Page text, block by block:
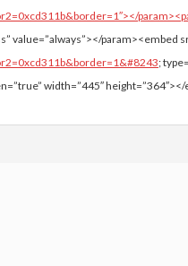
value=”always”></param><embed
;
width=”445″